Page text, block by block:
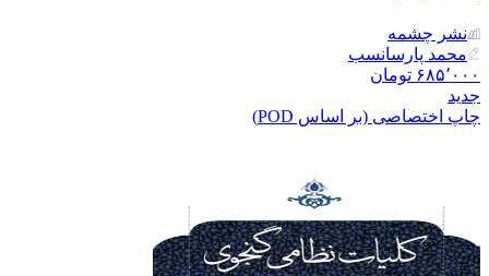
نشر‌ چشمه
محمد پارسانسب
۶۸۵٬۰۰۰ تومان
جدید
چاپ اختصاصی (بر اساس POD)